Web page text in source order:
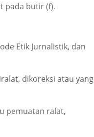
pada butir (f).
Etik Jurnalistik, dan
dikoreksi atau yang
pemuatan ralat,